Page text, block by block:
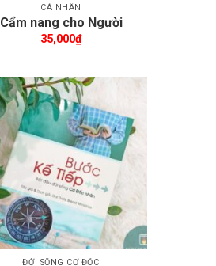
CÁ NHÂN
Cẩm nang cho Người
truyền giảng Tin Lành
35,000₫
Thêm wishlist
ĐỜI SỐNG CƠ ĐỐC